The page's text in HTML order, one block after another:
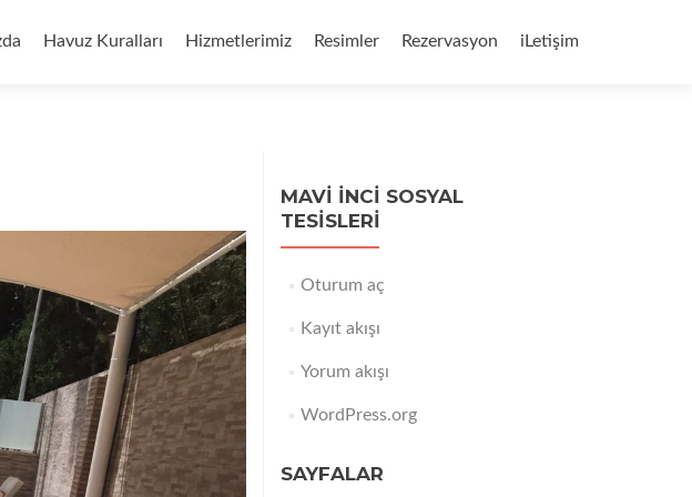
Havuz Kuralları Hizmetlerimiz Resimler Rezervasyon iLetişim
MAVI İNCI SOSYAL
TESISLERI
Oturum aç
Kayıt akışı
Yorum akışı
WordPress.org
SAYFALAR